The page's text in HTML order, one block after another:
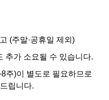
(주말·공휴일 제외)
추가 소요될 수 있습니다.
주)이 별도로 필요하므로
립니다.